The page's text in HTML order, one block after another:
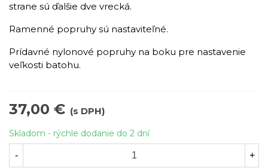
strane sú ďalšie dve vrecká.
Ramenné popruhy sú nastaviteľné.
Prídavné nylonové popruhy na boku pre nastavenie
veľkosti batohu.
37,00 € (s DPH)
Skladom - rýchle dodanie do 2 dní
- +